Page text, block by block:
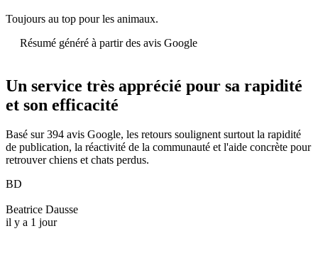
Toujours au top pour les animaux.
Résumé généré à partir des avis Google
Un service très apprécié pour sa rapidité
et son efficacité
Basé sur 394 avis Google, les retours soulignent surtout la rapidité
de publication, la réactivité de la communauté et l'aide concrète pour
retrouver chiens et chats perdus.
BD
Beatrice Dausse
il y a 1 jour